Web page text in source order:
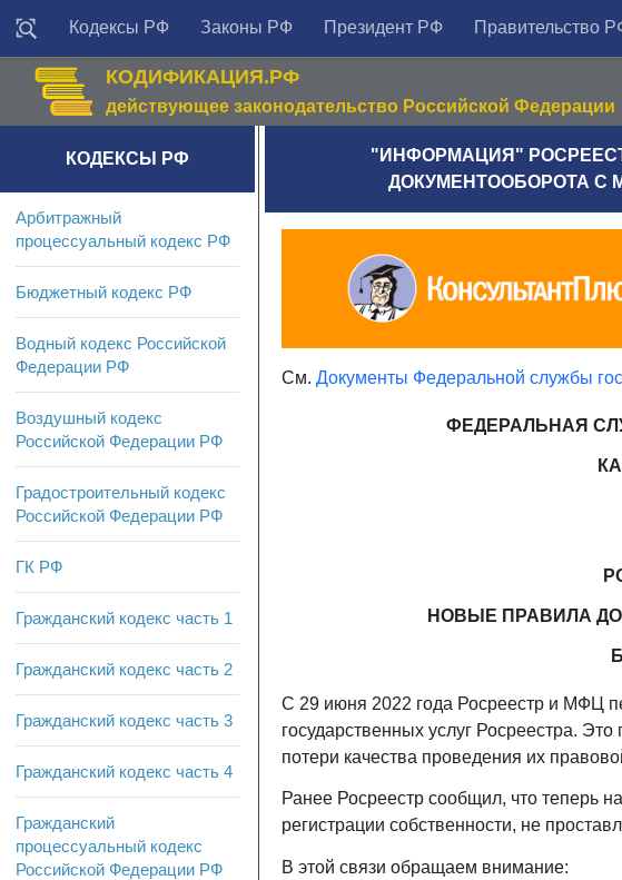
Кодексы РФ Законы РФ Президент РФ Правительство
КОДИФИКАЦИЯ.РФ
действующее законодательство Российской Федерации
"ИНФОРМАЦИЯ"
ДОКУМЕНТООБОРОТА С
См. Документы Федеральной службы
ФЕДЕРАЛЬНАЯ
НОВЫЕ ПРАВИЛА
С 29 июня 2022 года Росреестр и МФЦ
государственных услуг Росреестра.
потери качества проведения их
Ранее Росреестр сообщил, что теперь
регистрации собственности, не
В этой связи обращаем внимание:
КОДЕКСЫ РФ
Арбитражный
процессуальный кодекс РФ
Бюджетный кодекс РФ
Водный кодекс Российской
Федерации РФ
Воздушный кодекс
Российской Федерации РФ
Градостроительный кодекс
Российской Федерации РФ
ГК РФ
Гражданский кодекс часть 1
Гражданский кодекс часть 2
Гражданский кодекс часть 3
Гражданский кодекс часть 4
Гражданский
процессуальный кодекс
Российской Федерации РФ